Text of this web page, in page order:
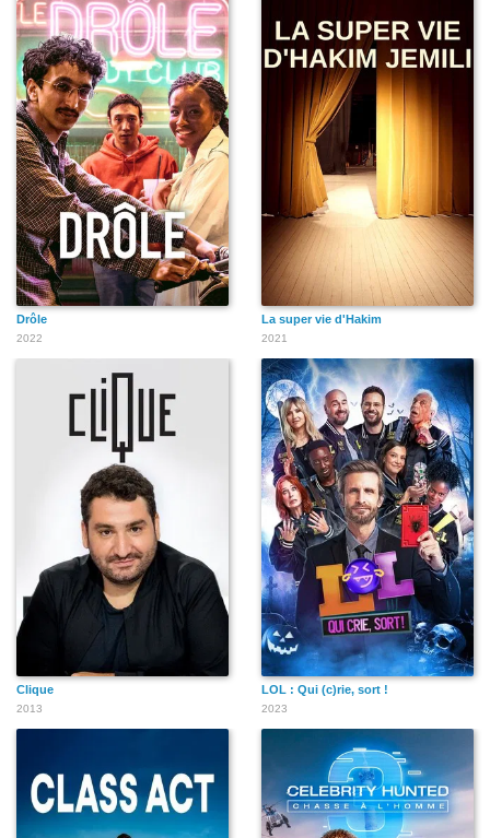
Drôle
2022
La super vie d'Hakim
2021
Clique
2013
LOL : Qui (c)rie, sort !
2023